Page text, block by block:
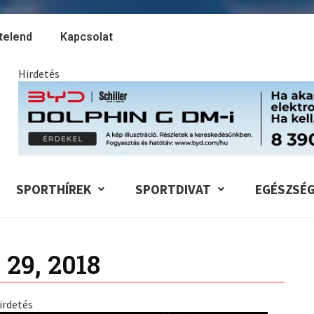
Kapcsolat
Hirdetés
SPORTHÍREK SPORTDIVAT EGÉSZSÉG
2018